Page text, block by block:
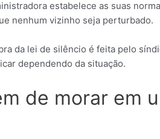
estabelece as suas
nenhum vizinho seja perturbado.
da lei de silêncio é feita pelo
dependendo da situação.
de morar em